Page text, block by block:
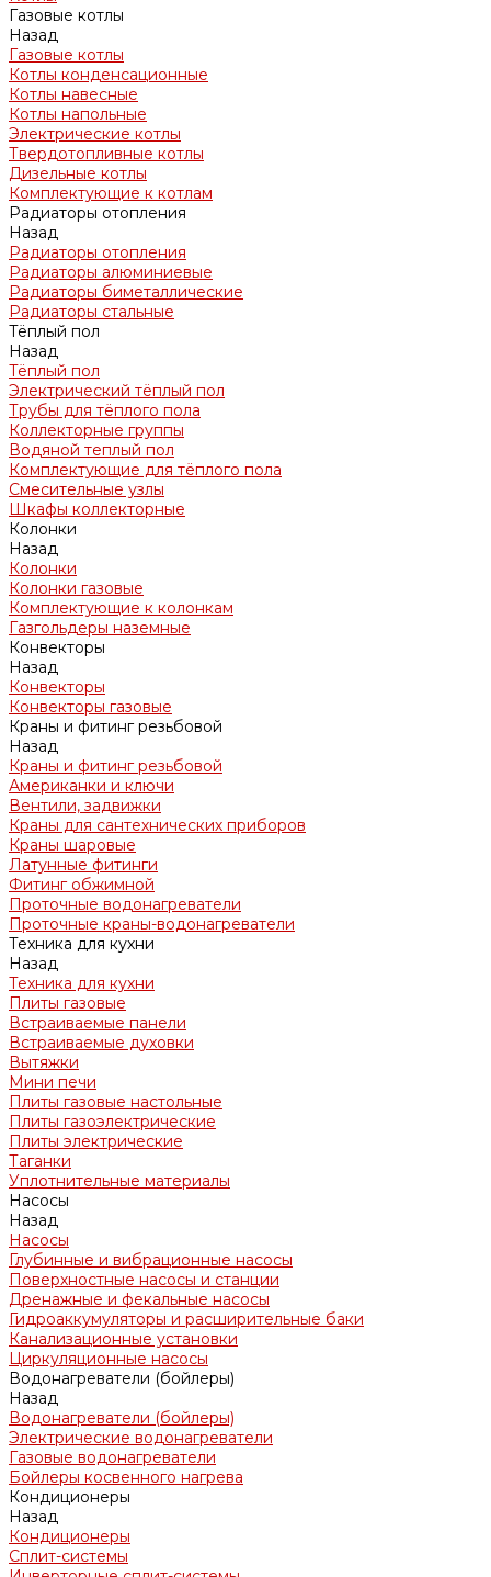
Газовые котлы
Назад
Газовые котлы
Котлы конденсационные
Котлы навесные
Котлы напольные
Электрические котлы
Твердотопливные котлы
Дизельные котлы
Комплектующие к котлам
Радиаторы отопления
Назад
Радиаторы отопления
Радиаторы алюминиевые
Радиаторы биметаллические
Радиаторы стальные
Тёплый пол
Назад
Тёплый пол
Электрический тёплый пол
Трубы для тёплого пола
Коллекторные группы
Водяной теплый пол
Комплектующие для тёплого пола
Смесительные узлы
Шкафы коллекторные
Колонки
Назад
Колонки
Колонки газовые
Комплектующие к колонкам
Газгольдеры наземные
Конвекторы
Назад
Конвекторы
Конвекторы газовые
Краны и фитинг резьбовой
Назад
Краны и фитинг резьбовой
Американки и ключи
Вентили, задвижки
Краны для сантехнических приборов
Краны шаровые
Латунные фитинги
Фитинг обжимной
Проточные водонагреватели
Проточные краны-водонагреватели
Техника для кухни
Назад
Техника для кухни
Плиты газовые
Встраиваемые панели
Встраиваемые духовки
Вытяжки
Мини печи
Плиты газовые настольные
Плиты газоэлектрические
Плиты электрические
Таганки
Уплотнительные материалы
Насосы
Назад
Насосы
Глубинные и вибрационные насосы
Поверхностные насосы и станции
Дренажные и фекальные насосы
Гидроаккумуляторы и расширительные баки
Канализационные установки
Циркуляционные насосы
Водонагреватели (бойлеры)
Назад
Водонагреватели (бойлеры)
Электрические водонагреватели
Газовые водонагреватели
Бойлеры косвенного нагрева
Кондиционеры
Назад
Кондиционеры
Сплит-системы